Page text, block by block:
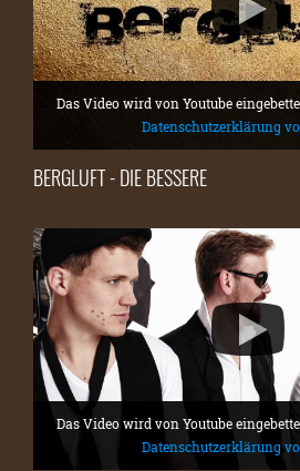
Das Video wird von Youtube
Datenschutzerklärung
BERGLUFT - DIE BESSERE
Das Video wird von Youtube
Datenschutzerklärung